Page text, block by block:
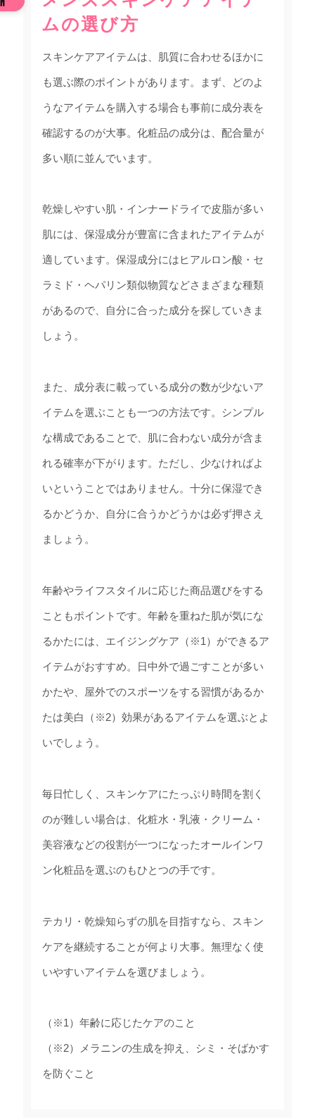
ムの選び方
スキンケアアイテムは、肌質に合わせるほかに
も選ぶ際のポイントがあります。まず、どのよ
うなアイテムを購入する場合も事前に成分表を
確認するのが大事。化粧品の成分は、配合量が
多い順に並んでいます。
乾燥しやすい肌・インナードライで皮脂が多い
肌には、保湿成分が豊富に含まれたアイテムが
適しています。保湿成分にはヒアルロン酸・セ
ラミド・ヘパリン類似物質などさまざまな種類
があるので、自分に合った成分を探していきま
しょう。
また、成分表に載っている成分の数が少ないア
イテムを選ぶことも一つの方法です。シンプル
な構成であることで、肌に合わない成分が含ま
れる確率が下がります。ただし、少なければよ
いということではありません。十分に保湿でき
るかどうか、自分に合うかどうかは必ず押さえ
ましょう。
年齢やライフスタイルに応じた商品選びをする
こともポイントです。年齢を重ねた肌が気にな
るかたには、エイジングケア（※1）ができるア
イテムがおすすめ。日中外で過ごすことが多い
かたや、屋外でのスポーツをする習慣があるか
たは美白（※2）効果があるアイテムを選ぶとよ
いでしょう。
毎日忙しく、スキンケアにたっぷり時間を割く
のが難しい場合は、化粧水・乳液・クリーム・
美容液などの役割が一つになったオールインワ
ン化粧品を選ぶのもひとつの手です。
テカリ・乾燥知らずの肌を目指すなら、スキン
ケアを継続することが何より大事。無理なく使
いやすいアイテムを選びましょう。
（※1）年齢に応じたケアのこと
（※2）メラニンの生成を抑え、シミ・そばかす
を防ぐこと